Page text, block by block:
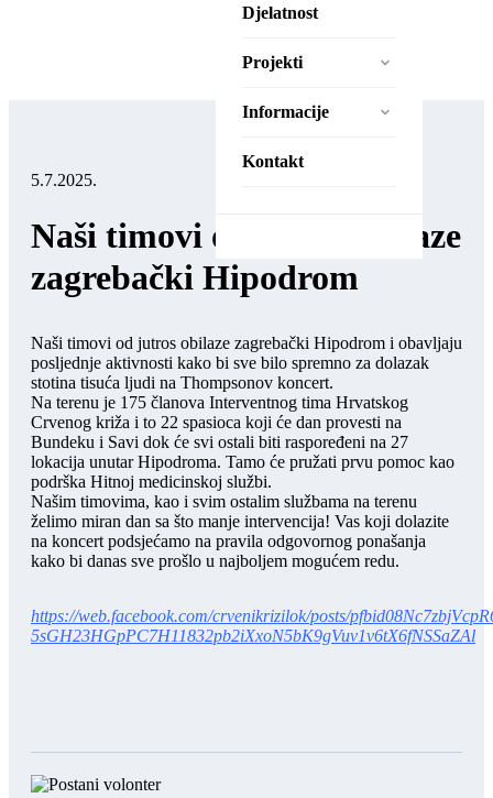
Natječaji
Projekti
Djelatnost
Projekti
Zaželi – Ostvari!
Zaželi – Ostvari II
Informacije
Izjava o pristupačnosti
Kontakt
5.7.2025.
Naši timovi od jutros obilaze
zagrebački Hipodrom
Naši timovi od jutros obilaze zagrebački Hipodrom i obavljaju
posljednje aktivnosti kako bi sve bilo spremno za dolazak
stotina tisuća ljudi na Thompsonov koncert.
Na terenu je 175 članova Interventnog tima Hrvatskog
Crvenog križa i to 22 spasioca koji će dan provesti na
Bundeku i Savi dok će svi ostali biti raspoređeni na 27
lokacija unutar Hipodroma. Tamo će pružati prvu pomoc kao
podrška Hitnoj medicinskoj službi.
Našim timovima, kao i svim ostalim službama na terenu
želimo miran dan sa što manje intervencija! Vas koji dolazite
na koncert podsjećamo na pravila odgovornog ponašanja
kako bi danas sve prošlo u najboljem mogućem redu.
https://web.facebook.com/crvenikrizilok/posts/
5sGH23HGpPC7H11832pb2iXxoN5bK9gVuv1v6tX6fNSSaZAl